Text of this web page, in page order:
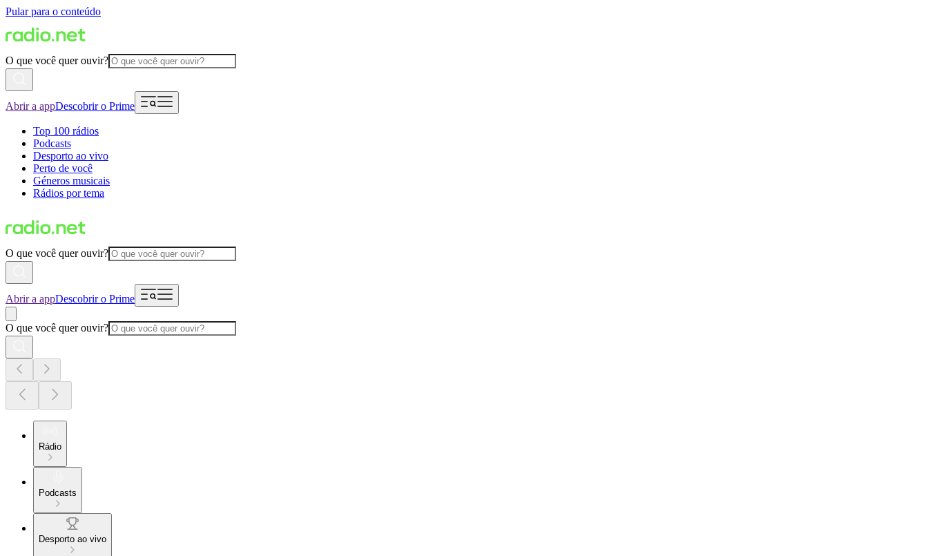
Pular para o conteúdo
O que você quer ouvir?
Abrir a appDescobrir o Prime
Top 100 rádios
Podcasts
Desporto ao vivo
Perto de você
Géneros musicais
Rádios por tema
O que você quer ouvir?
Abrir a appDescobrir o Prime
O que você quer ouvir?
Rádio
Podcasts
Desporto ao vivo